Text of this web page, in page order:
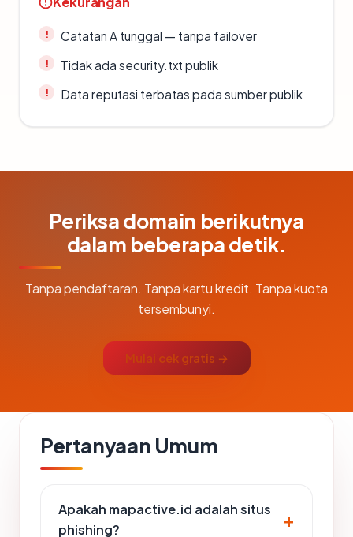
Catatan A tunggal — tanpa failover
Tidak ada security.txt publik
Data reputasi terbatas pada sumber publik
Periksa domain berikutnya
dalam beberapa detik.
Tanpa pendaftaran. Tanpa kartu kredit. Tanpa kuota
tersembunyi.
Mulai cek gratis →
Pertanyaan Umum
Apakah mapactive.id adalah situs
phishing?